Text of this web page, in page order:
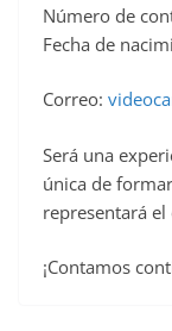
Número de
Fecha de
Correo:
Será una
única de
representará
¡Contamos